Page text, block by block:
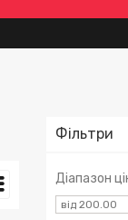
Фільтри
Діапазон